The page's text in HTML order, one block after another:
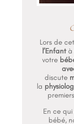
Lors de
l’Enfantà
votre
discute
la
En ce
bébé,